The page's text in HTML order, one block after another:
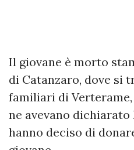
Il giovane è morto
di Catanzaro, dove si
familiari di
ne avevano
hanno deciso di